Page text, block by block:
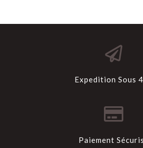
Expedition Sous
Paiement